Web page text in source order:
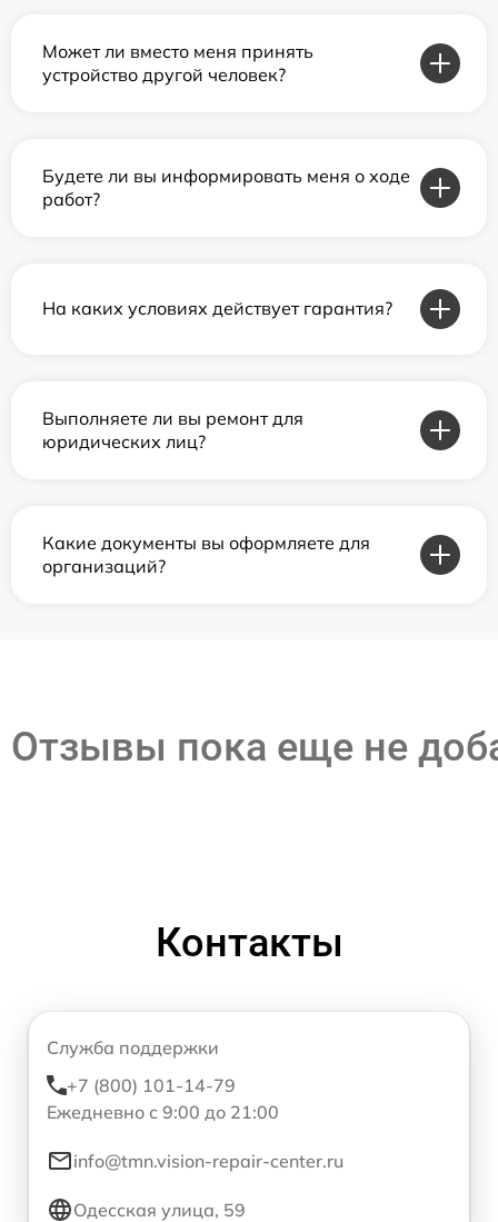
Может ли вместо меня принять
устройство другой человек?
Будете ли вы информировать меня о ходе
работ?
На каких условиях действует гарантия?
Выполняете ли вы ремонт для
юридических лиц?
Какие документы вы оформляете для
организаций?
Отзывы пока еще не
Контакты
Служба поддержки
+7 (800) 101-14-79
Ежедневно с 9:00 до 21:00
info@tmn.vision-repair-center.ru
Одесская улица, 59